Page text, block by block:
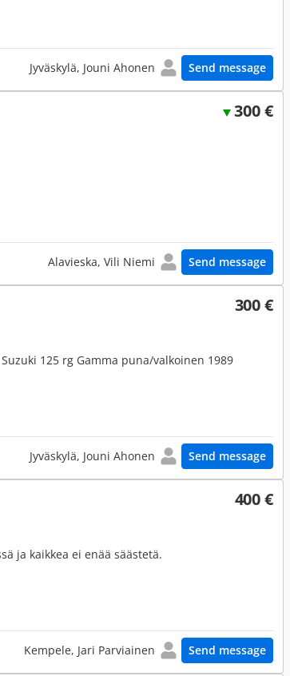
Jyväskylä, Jouni Ahonen Send message
300 €
Alavieska, Vili Niemi Send message
300 €
125 rg Gamma puna/valkoinen 1989
Jyväskylä, Jouni Ahonen Send message
400 €
ja kaikkea ei enää säästetä.
Kempele, Jari Parviainen Send message